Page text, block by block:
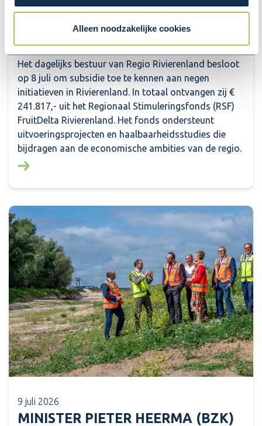
Alleen noodzakelijke cookies
NEGEN INITIATIEVEN IN
RIVIERENLAND UIT HET
REGIONAAL STIMULERINGSFONDS
Het dagelijks bestuur van Regio Rivierenland besloot
op 8 juli om subsidie toe te kennen aan negen
initiatieven in Rivierenland. In totaal ontvangen zij €
241.817,- uit het Regionaal Stimuleringsfonds (RSF)
FruitDelta Rivierenland. Het fonds ondersteunt
uitvoeringsprojecten en haalbaarheidsstudies die
bijdragen aan de economische ambities van de regio.
Lees meer over: Financiële bijdrage voor negen
9 juli 2026
MINISTER PIETER HEERMA (BZK)